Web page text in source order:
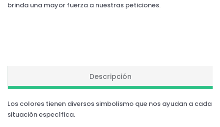
brinda una mayor fuerza a nuestras peticiones.
Descripción
Los colores tienen diversos simbolismo que nos ayudan a cada
situación específica.